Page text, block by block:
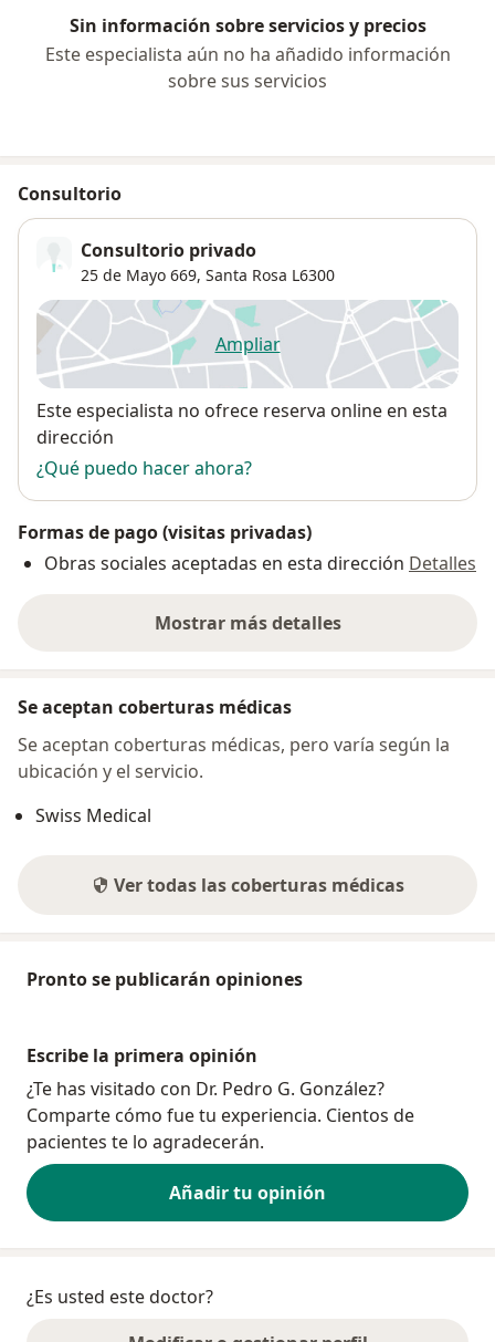
Sin información sobre servicios y precios
Este especialista aún no ha añadido información
sobre sus servicios
Consultorio
Consultorio privado
25 de Mayo 669, Santa Rosa L6300
Ampliarse abre en una nueva
Disponibilidad
Este especialista no ofrece reserva online en esta
dirección
¿Qué puedo hacer ahora?
Formas de pago (visitas privadas)
Obras sociales aceptadas en esta dirección Detalles
Mostrar más detalles
sobre la dirección
Se aceptan coberturas médicas
Se aceptan coberturas médicas, pero varía según la
ubicación y el servicio.
Swiss Medical
Ver todas las coberturas médicas
Pronto se publicarán opiniones
Escribe la primera opinión
¿Te has visitado con Dr. Pedro G. González?
Comparte cómo fue tu experiencia. Cientos de
pacientes te lo agradecerán.
Añadir tu opinión
¿Es usted este doctor?